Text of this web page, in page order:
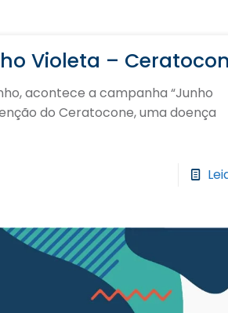
Violeta –
acontece a campanha “Junho
do Ceratocone, uma doença